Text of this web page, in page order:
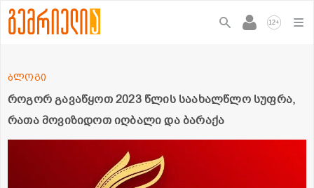
12+
როგორ გავაწყოთ 2023 წლის საახალწლო სუფრა,
რათა მოვიზიდოთ იღბალი და ბარაქა
ბლოგი